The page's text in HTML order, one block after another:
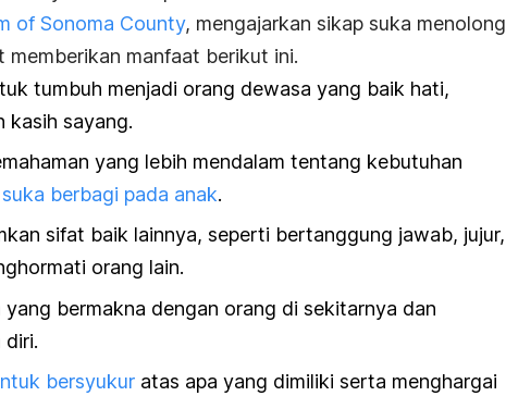
of Sonoma County, mengajarkan sikap suka menolong
memberikan manfaat berikut ini.
tumbuh menjadi orang dewasa yang baik hati,
kasih sayang.
yang lebih mendalam tentang kebutuhan
berbagi pada anak.
sifat baik lainnya, seperti bertanggung jawab, jujur,
orang lain.
yang bermakna dengan orang di sekitarnya dan
diri.
bersyukur atas apa yang dimiliki serta menghargai